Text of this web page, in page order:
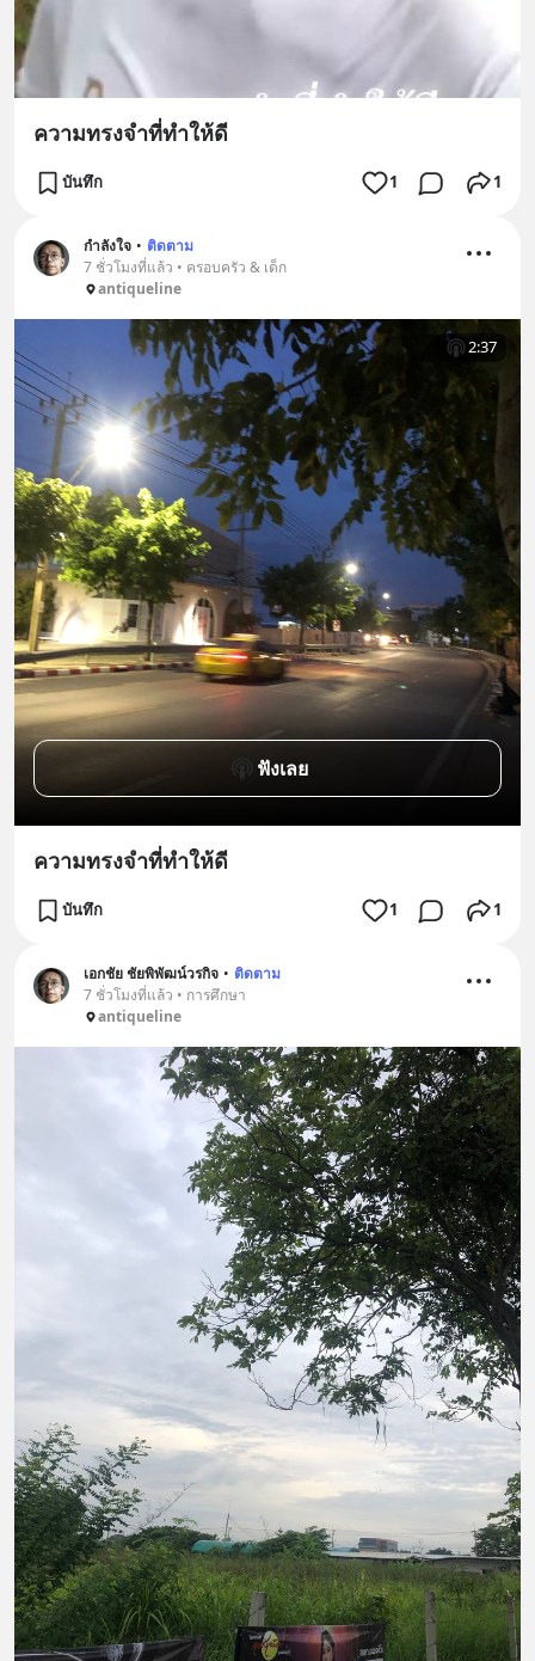
ความทรงจำที่ทำให้ดี
บันทึก 1 1
กำลังใจ • ติดตาม
7 ชั่วโมงที่แล้ว • ครอบครัว & เด็ก
antiqueline
2:37
ฟังเลย
ความทรงจำที่ทำให้ดี
บันทึก 1 1
เอกชัย ชัยพิพัฒน์วรกิจ • ติดตาม
7 ชั่วโมงที่แล้ว • การศึกษา
antiqueline